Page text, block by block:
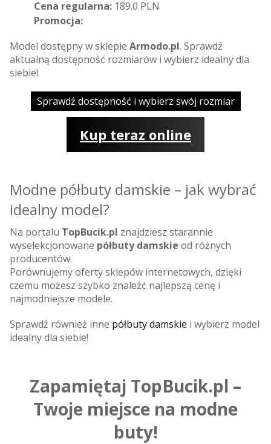
Cena regularna: 189.0 PLN
Promocja:
Model dostępny w sklepie Armodo.pl. Sprawdź
aktualną dostępność rozmiarów i wybierz idealny dla
siebie!
Sprawdź dostępność i wybierz swój rozmiar
Kup teraz online
Modne półbuty damskie – jak wybrać
idealny model?
Na portalu TopBucik.pl znajdziesz starannie
wyselekcjonowane półbuty damskie od różnych
producentów.
Porównujemy oferty sklepów internetowych, dzięki
czemu możesz szybko znaleźć najlepszą cenę i
najmodniejsze modele.
Sprawdź również inne półbuty damskie i wybierz model
idealny dla siebie!
Zapamiętaj TopBucik.pl –
Twoje miejsce na modne
buty!